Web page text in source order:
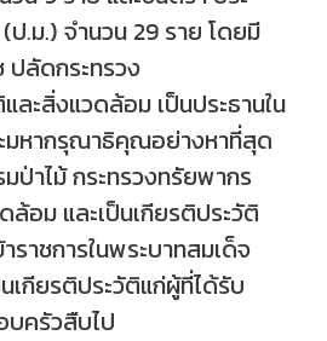
.ม.) จำนวน 29 ราย โดยมี
ปลัดกระทรวง
ละสิ่งแวดล้อม เป็นประธานใน
มหากรุณาธิคุณอย่างหาที่สุด
ป่าไม้ กระทรวงทรัยพากร
ล้อม และเป็นเกียรติประวัติ
ราชการในพระบาทสมเด็จ
เกียรติประวัติแก่ผู้ที่ได้รับ
บครัวสืบไป